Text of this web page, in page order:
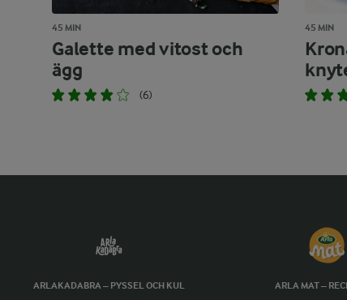
45 MIN
Galette med vitost och
ägg
(6)
45 MIN
ARLAKADABRA – PYSSEL OCH KUL ARLA MAT –